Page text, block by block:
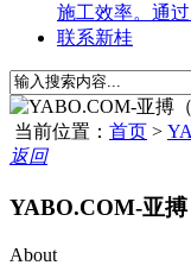
施工效率。通
联系新桂
当前位置： 首页 >
返回
YABO.COM-亚搏
About